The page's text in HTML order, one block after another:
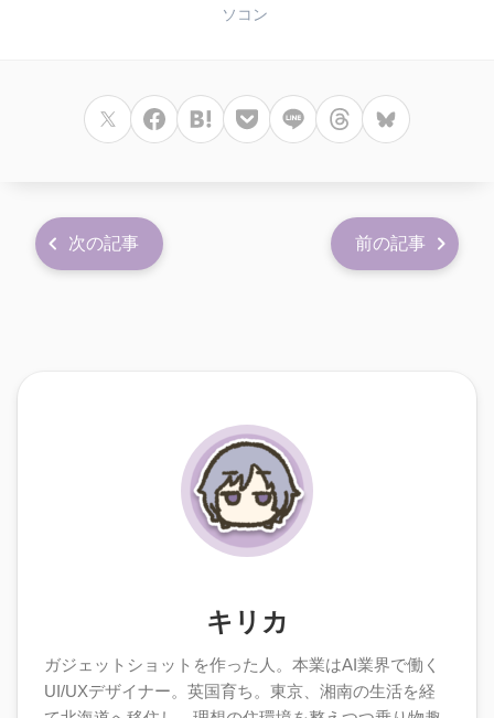
ソコン
次の記事 前の記事
キリカ
ガジェットショットを作った人。本業はAI業界で働く
UI/UXデザイナー。英国育ち。東京、湘南の生活を経